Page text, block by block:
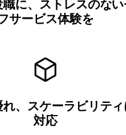
に、ストレスのな
サービス体験を
、スケーラビリティ
対応